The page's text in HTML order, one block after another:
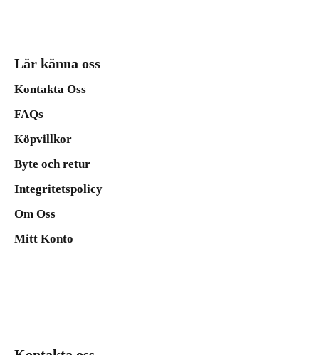
Lär känna oss
Kontakta Oss
FAQs
Köpvillkor
Byte och retur
Integritetspolicy
Om Oss
Mitt Konto